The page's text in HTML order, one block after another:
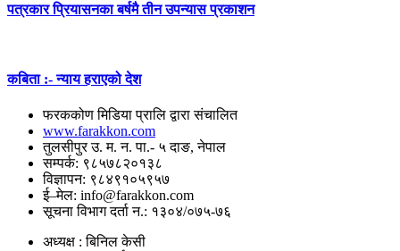
पत्रकार प्रियासनका बर्षमै तीन उपन्यास प्रकाशन
कबिता :- न्याय हराएको देश
फरककोण मिडिया प्रालि द्वारा संचालित
www.farakkon.com
तुलसीपुर उ. म. न. पा.- ५ दाङ, नेपाल
सम्पर्क: ९८५७८२०१३८
विज्ञापन: ९८४९१०५९५७
ई–मेल: info@farakkon.com
सूचना विभाग दर्ता न.: १३०४/०७५-७६
अध्यक्ष : बिनिल केसी